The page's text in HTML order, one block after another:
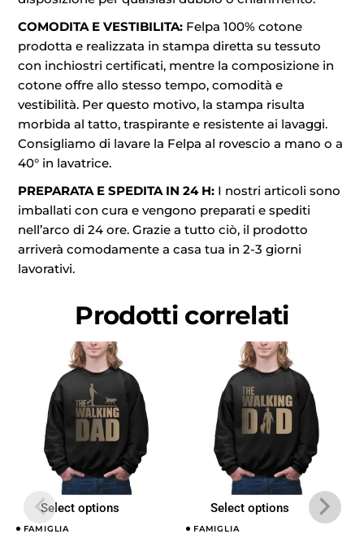
COMODITA E VESTIBILITA: Felpa 100% cotone
prodotta e realizzata in stampa diretta su tessuto
con inchiostri certificati, mentre la composizione in
cotone offre allo stesso tempo, comodità e
vestibilità. Per questo motivo, la stampa risulta
morbida al tatto, traspirante e resistente ai lavaggi.
Consigliamo di lavare la Felpa al rovescio a mano o a
40° in lavatrice.
PREPARATA E SPEDITA IN 24 H: I nostri articoli sono
imballati con cura e vengono preparati e spediti
nell’arco di 24 ore. Grazie a tutto ciò, il prodotto
arriverà comodamente a casa tua in 2-3 giorni
lavorativi.
Prodotti correlati
Select options
FAMIGLIA
Select options
FAMIGLIA